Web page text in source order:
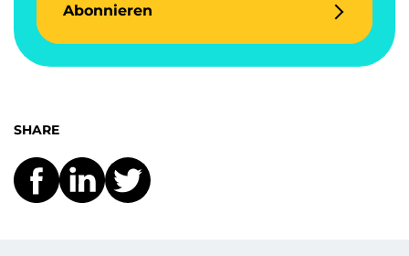
Abonnieren
SHARE